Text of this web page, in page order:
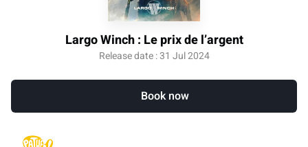
Largo Winch : Le prix de l’argent
Release date : 31 Jul 2024
Book now